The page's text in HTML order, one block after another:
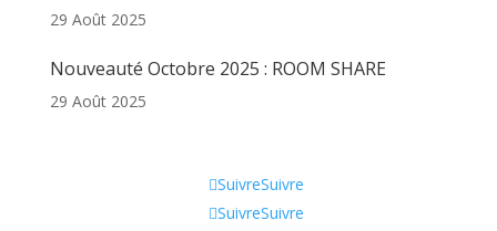
29 Août 2025
Nouveauté Octobre 2025 : ROOM SHARE
29 Août 2025
SuivreSuivre
SuivreSuivre